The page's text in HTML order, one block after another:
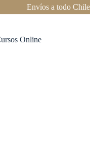
Envíos a todo Chile 🚚
Online